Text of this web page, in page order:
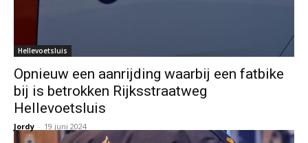
Hellevoetsluis
Opnieuw een aanrijding waarbij een fatbike
bij is betrokken Rijksstraatweg
Hellevoetsluis
Jordy - 19 juni 2024